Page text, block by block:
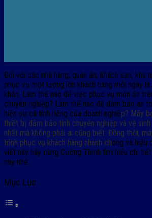
Đối với các nhà hàng, quán ăn, khách sạn, khu
phục vụ một lượng lớn khách hàng mỗi ngày
khăn. Làm thế nào để việc phục vụ món ăn
chuyên nghiệp? Làm thế nào để đảm bảo an
hiện sự cá tính riêng của doanh nghiệp? Máy
thiết bị đảm bảo tính chuyên nghiệp và vệ
nhất mà không phải ai cũng biết. Đồng thời,
trình phục vụ khách hàng nhanh chóng và hiệu
viết này hãy cùng Cường Thịnh tìm hiểu chi
này nhé.
Mục Lục